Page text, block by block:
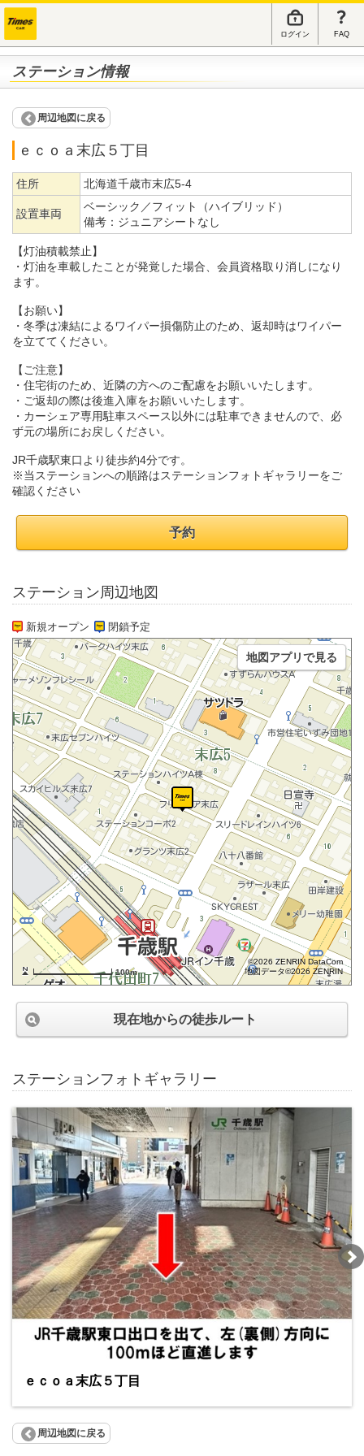
ログイン FAQ
ステーション情報
周辺地図に戻る
ｅｃｏａ末広５丁目
住所 北海道千歳市末広5-4
設置車両
ベーシック／フィット（ハイブリッド）
備考： ジュニアシートなし
【灯油積載禁止】
・灯油を車載したことが発覚した場合、会員資格取り消しになり
ます。
【お願い】
・冬季は凍結によるワイパー損傷防止のため、返却時はワイパー
を立ててください。
【ご注意】
・住宅街のため、近隣の方へのご配慮をお願いいたします。
・ご返却の際は後進入庫をお願いいたします。
・カーシェア専用駐車スペース以外には駐車できませんので、必
ず元の場所にお戻しください。
JR千歳駅東口より徒歩約4分です。
※当ステーションへの順路はステーションフォトギャラリーをご
確認ください
予約
ステーション周辺地図
新規オープン 閉鎖予定
100m
©2026 ZENRIN DataCom
地図データ©2026 ZENRIN
地図アプリで見る
現在地からの徒歩ルート
ステーションフォトギャラリー
ｅｃｏａ末広５丁目
周辺地図に戻る